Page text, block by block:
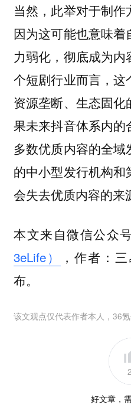
当然，此举对于制作
因为这可能也意味
力弱化，彻底成为
个短剧行业而言，
资源垄断、生态固
果未来抖音体系内
多数优质内容的全
的中小型发行机构
会失去优质内容的来
本文来自微信公众
3eLife）
，作者：
布。
该文观点仅代表作者本人，36
好文章，